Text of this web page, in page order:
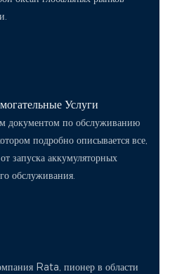
Услуги
документом по обслуживанию
подробно описывается все,
запуска аккумуляторных
обслуживания.
Rata, пионер в области